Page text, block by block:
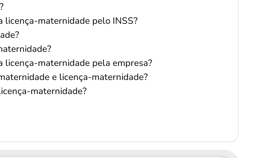
licença-maternidade pelo INSS?
licença-maternidade pela empresa?
e licença-maternidade?
maternidade?